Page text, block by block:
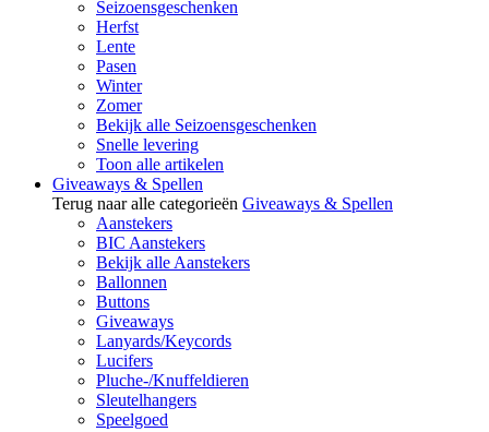
Seizoensgeschenken
Herfst
Lente
Pasen
Winter
Zomer
Bekijk alle Seizoensgeschenken
Snelle levering
Toon alle artikelen
Giveaways & Spellen
Terug naar alle categorieën Giveaways & Spellen
Aanstekers
BIC Aanstekers
Bekijk alle Aanstekers
Ballonnen
Buttons
Giveaways
Lanyards/Keycords
Lucifers
Pluche-/Knuffeldieren
Sleutelhangers
Speelgoed